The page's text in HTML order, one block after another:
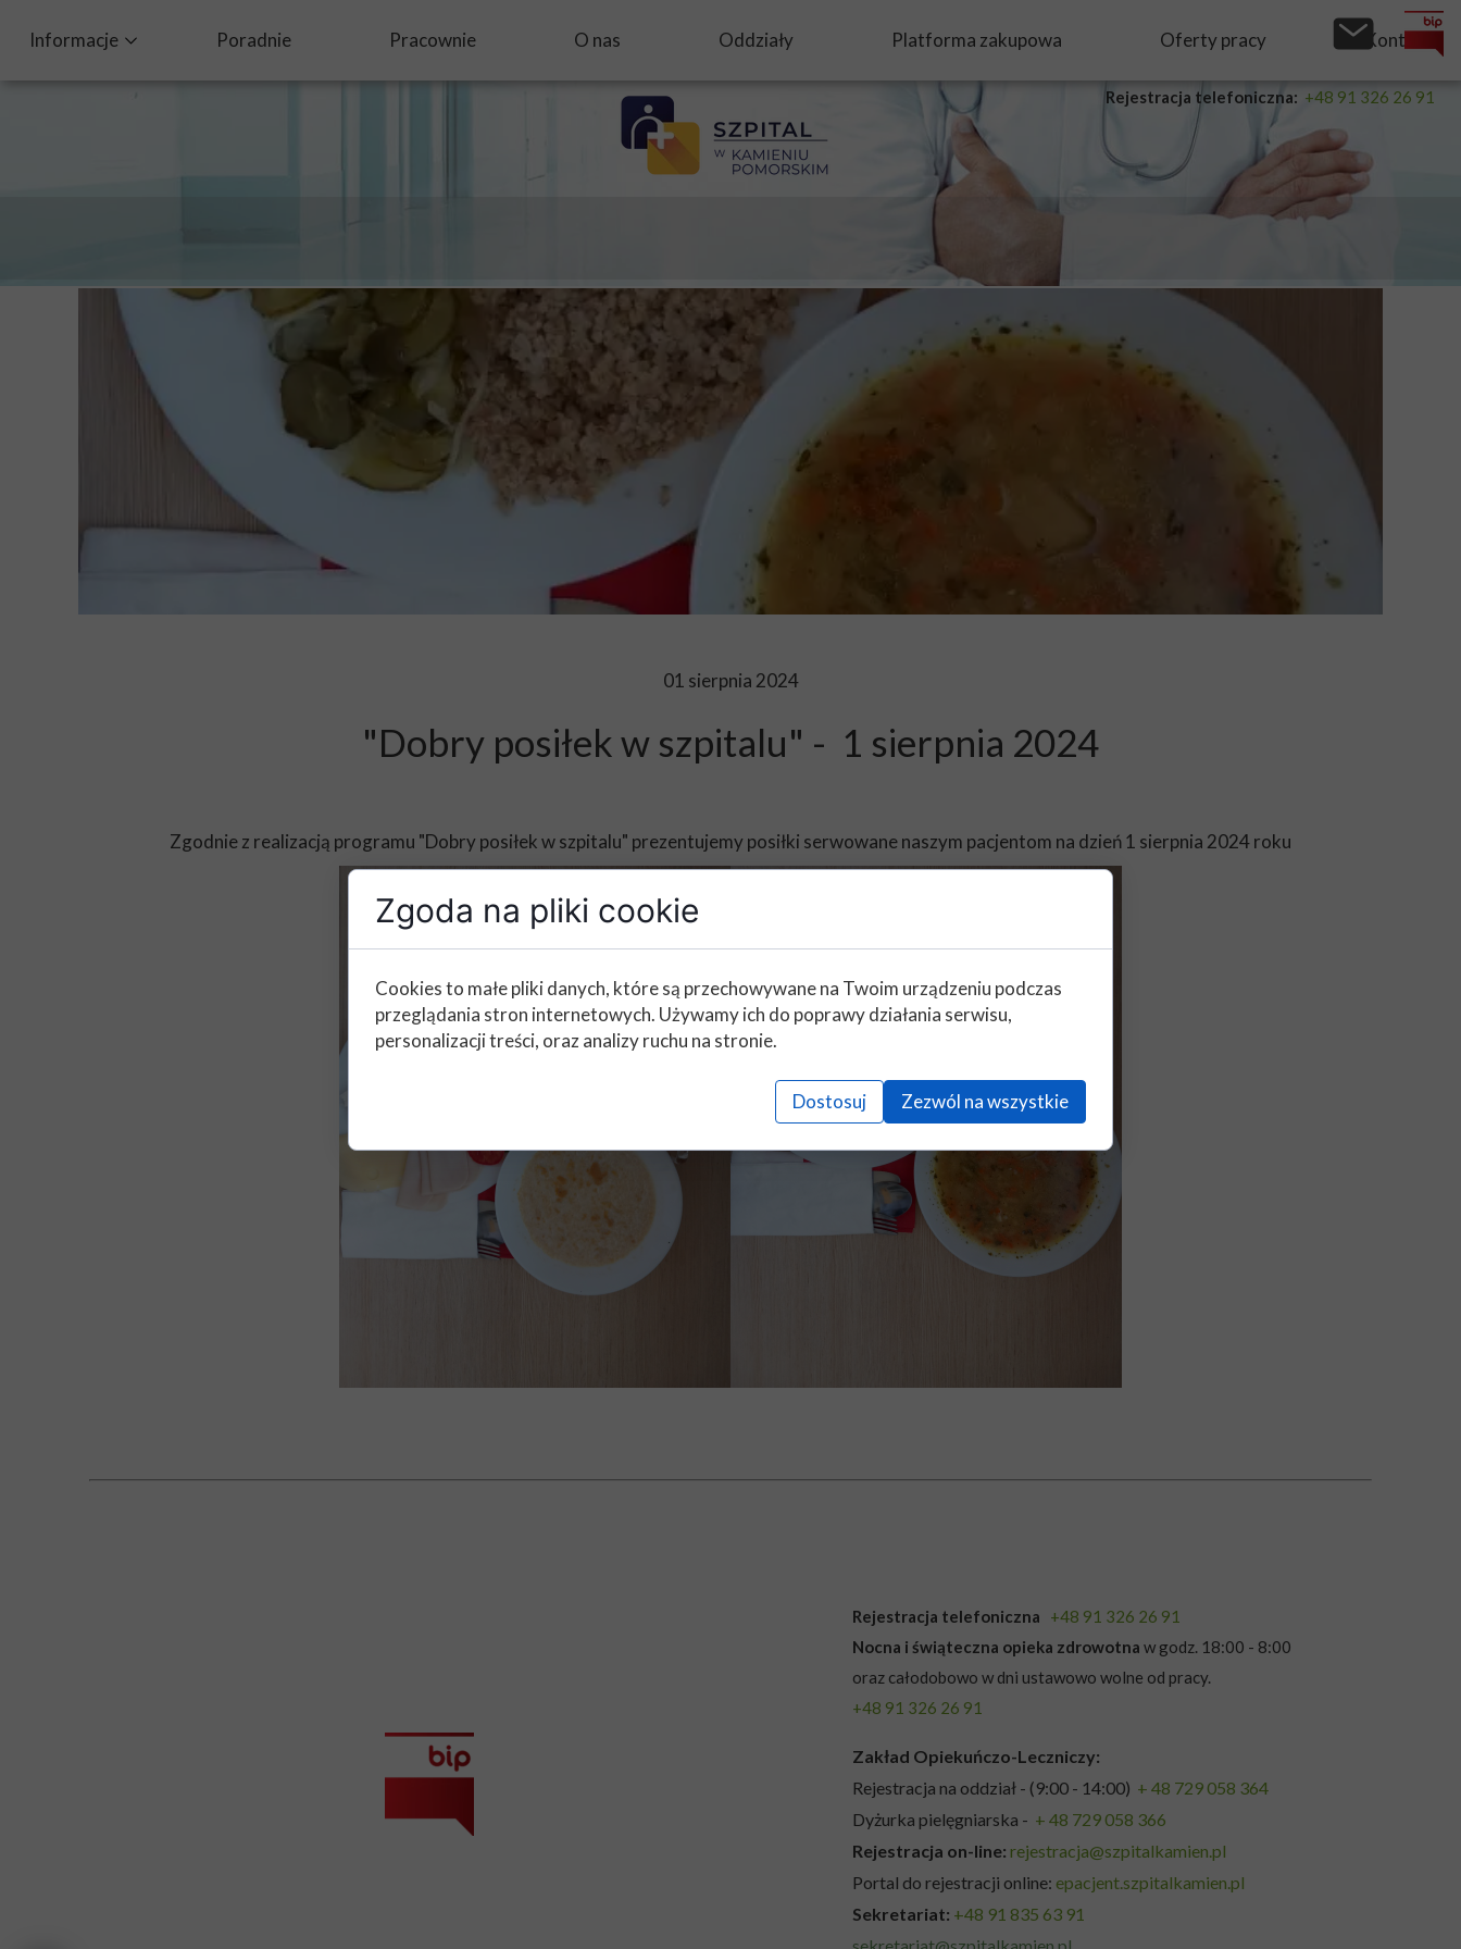
Rejestracja telefoniczna: +48 91 326 26 91
Informacje
Ochrona Danych Osobowych
Poradnie Pracownie O nas Oddziały Platforma zakupowa Oferty pracy Kontakt
01 sierpnia 2024
"Dobry posiłek w szpitalu" - 1 sierpnia 2024
Zgodnie z realizacją programu "Dobry posiłek w szpitalu" prezentujemy posiłki serwowane naszym pacjentom na dzień 1 sierpnia 2024 roku
Rejestracja telefoniczna +48 91 326 26 91
Nocna i świąteczna opieka zdrowotna w godz. 18:00 - 8:00
oraz całodobowo w dni ustawowo wolne od pracy.
+48 91 326 26 91
Zakład Opiekuńczo-Leczniczy:
Rejestracja na oddział - (9:00 - 14:00) + 48 729 058 364
Dyżurka pielęgniarska - + 48 729 058 366
Rejestracja on-line: rejestracja@szpitalkamien.pl
Portal do rejestracji online: epacjent.szpitalkamien.pl
Sekretariat: +48 91 835 63 91
Zgoda na pliki cookie
Cookies to małe pliki danych, które są przechowywane na Twoim urządzeniu podczas
przeglądania stron internetowych. Używamy ich do poprawy działania serwisu,
personalizacji treści, oraz analizy ruchu na stronie.
Dostosuj Zezwól na wszystkie